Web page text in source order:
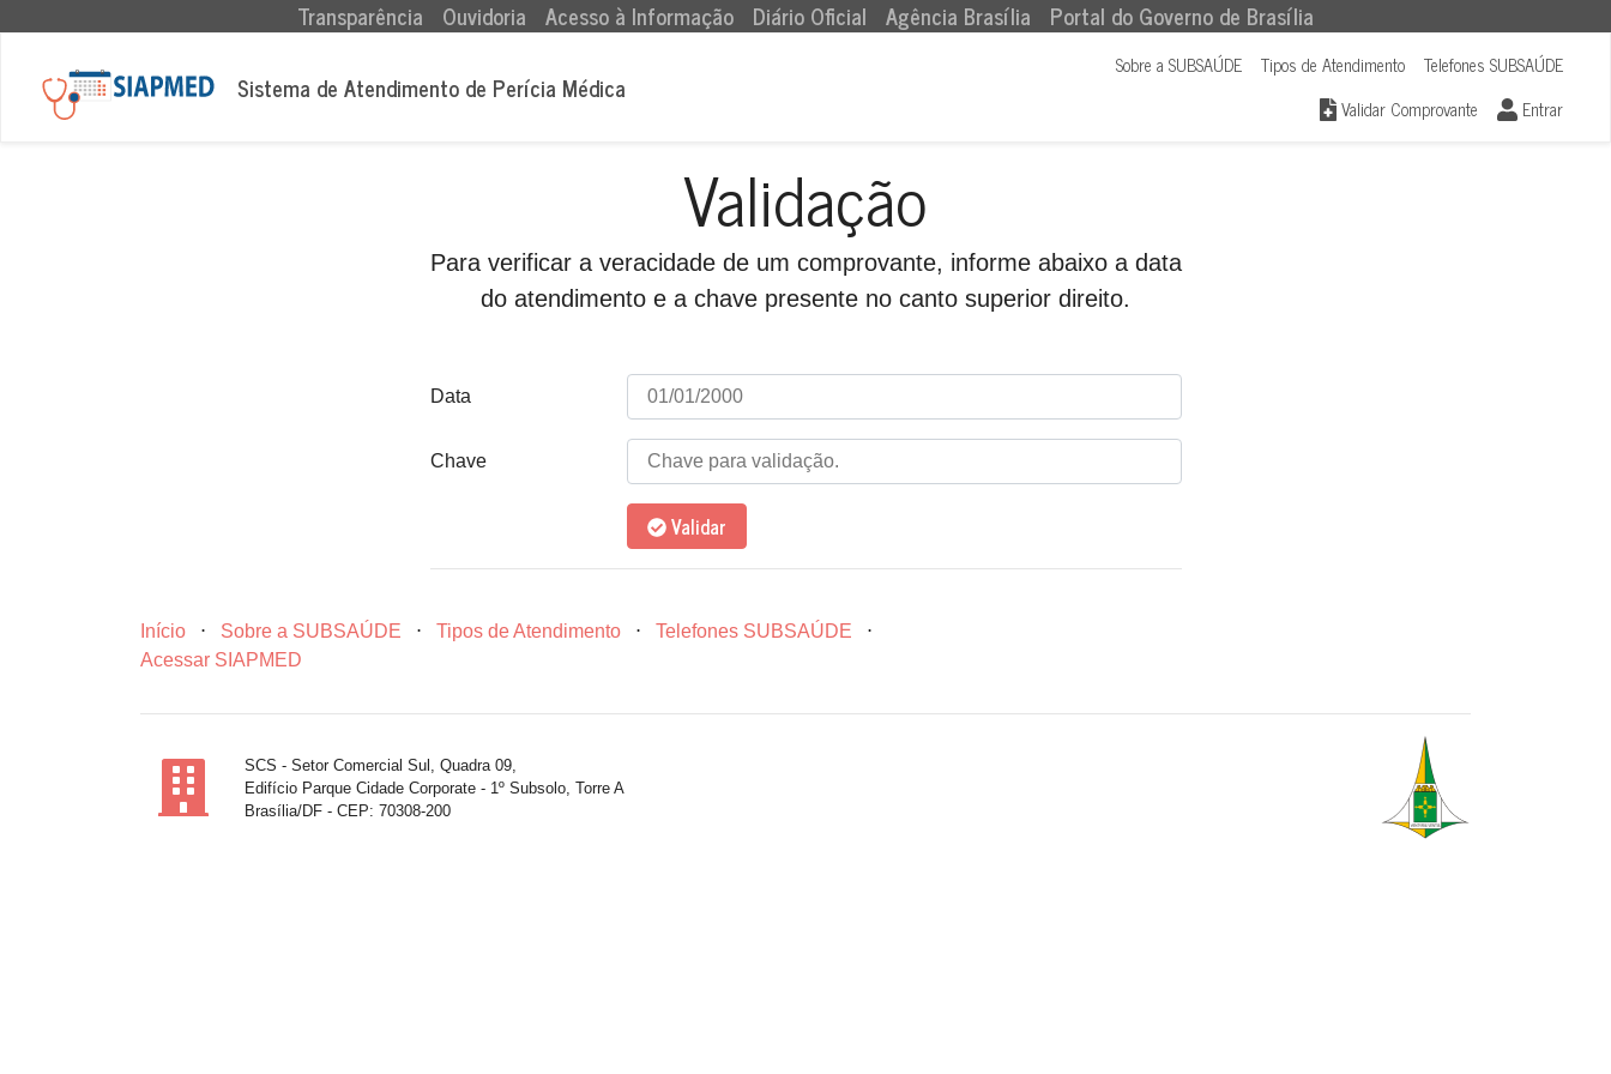
Transparência (current)
Ouvidoria Acesso à Informação Diário Oficial Agência Brasília Portal do Governo de Brasília
Sistema de Atendimento de Perícia Médica
Sobre a SUBSAÚDE Tipos de Atendimento
Telefones SUBSAÚDE
Validar Comprovante
Entrar
Validação
Para verificar a veracidade de um comprovante, informe abaixo a data
do atendimento e a chave presente no canto superior direito.
Data
Chave
Validar
Início ⋅ Sobre a SUBSAÚDE ⋅ Tipos de Atendimento ⋅ Telefones SUBSAÚDE
⋅
Acessar SIAPMED
SCS - Setor Comercial Sul, Quadra 09,
Edifício Parque Cidade Corporate - 1º Subsolo, Torre A
Brasília/DF - CEP: 70308-200